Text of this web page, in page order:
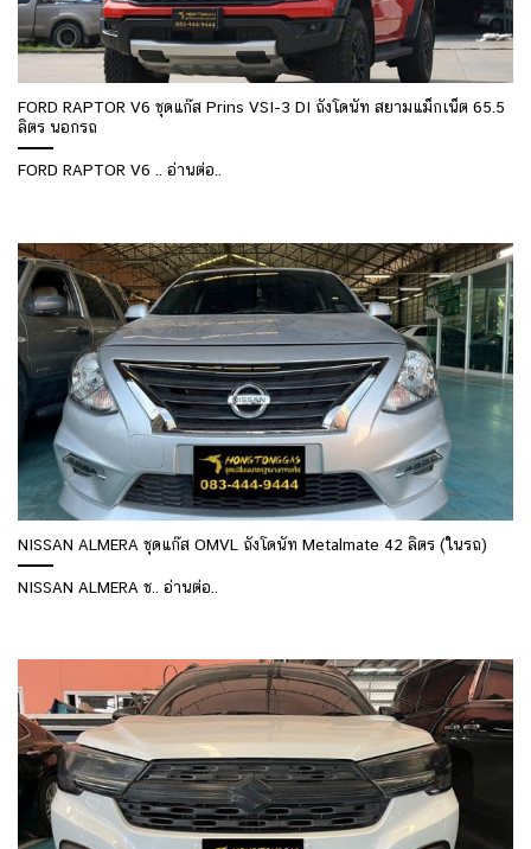
FORD RAPTOR V6 ชุดแก๊ส Prins VSI-3 DI ถังโดนัท สยามแม็กเน็ต 65.5
ลิตร นอกรถ
FORD RAPTOR V6 .. อ่านต่อ..
NISSAN ALMERA ชุดแก๊ส OMVL ถังโดนัท Metalmate 42 ลิตร (ในรถ)
NISSAN ALMERA ช.. อ่านต่อ..